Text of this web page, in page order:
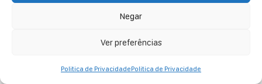
Negar
Ver preferências
Politica de PrivacidadePolitica de Privacidade
Copyright 2026 - Meu Bolinho. Todos os direitos